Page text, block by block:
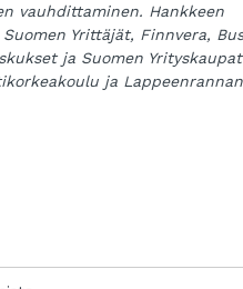
vauhdittaminen. Hankkeen
Yrittäjät, Finnvera,
ja Suomen
ja Lappeenrannan